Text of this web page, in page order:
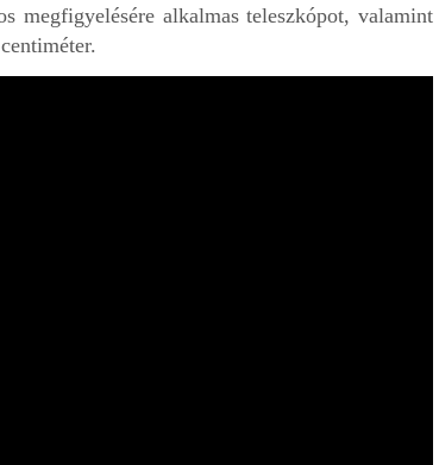
megfigyelésére alkalmas teleszkópot, valamint